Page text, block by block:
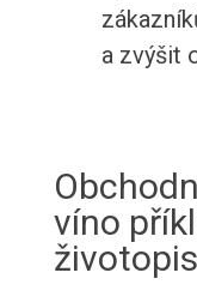
a zvýšit
víno